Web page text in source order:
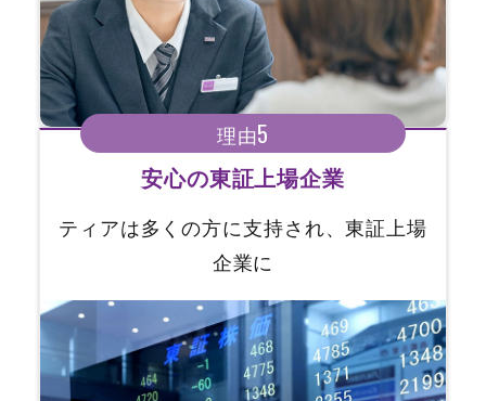
理由5
安心の東証上場企業
ティアは多くの方に支持され、東証上場
企業に